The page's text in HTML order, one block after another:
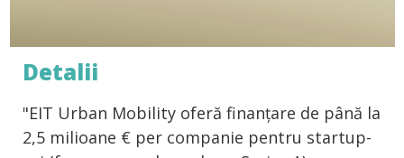
Detalii
"EIT Urban Mobility oferă finanțare de până la
2,5 milioane € per companie pentru startup-